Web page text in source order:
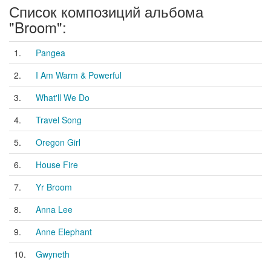
Список композиций альбома
"Broom":
1.
Pangea
2.
I Am Warm & Powerful
3.
What'll We Do
4.
Travel Song
5.
Oregon Girl
6.
House Fire
7.
Yr Broom
8.
Anna Lee
9.
Anne Elephant
10.
Gwyneth